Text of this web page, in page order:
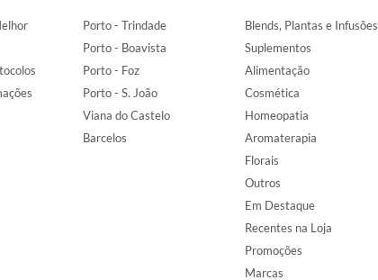
Porto - Trindade
Porto - Boavista
Porto - Foz
Porto - S. João
Viana do Castelo
Barcelos
Blends, Plantas e Infusões
Suplementos
Alimentação
Cosmética
Homeopatia
Aromaterapia
Florais
Outros
Em Destaque
Recentes na Loja
Promoções
Marcas